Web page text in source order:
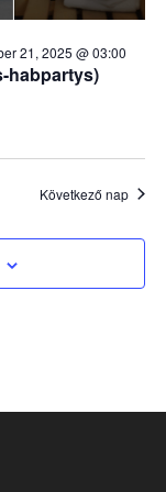
habpartys)
21, 2025 @ 03:00
Következő nap